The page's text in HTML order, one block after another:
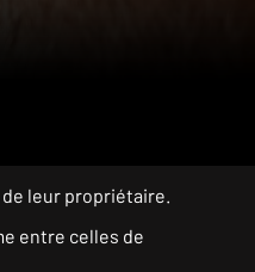
de leur propriétaire.
entre celles de